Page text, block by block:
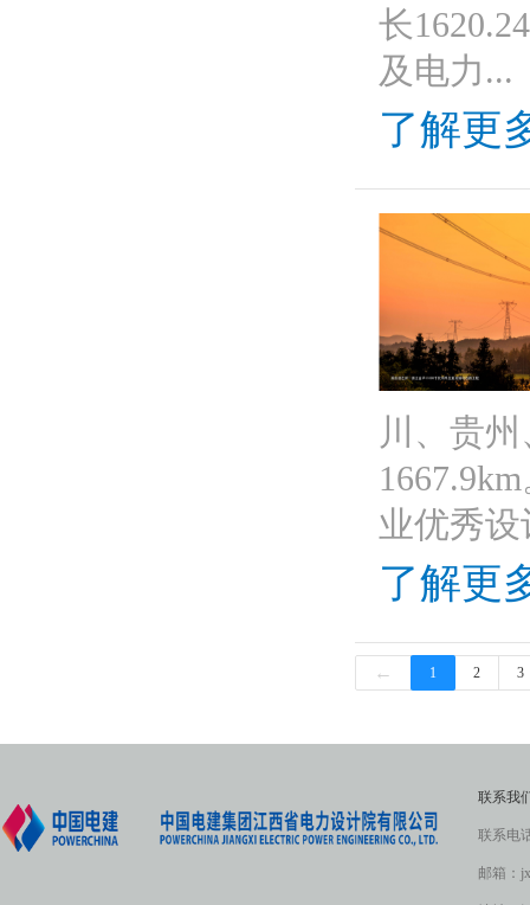
长
及电力...
了解更
川、贵
业优秀
了解更
← 1 2 3
联系我
联系电
邮箱：